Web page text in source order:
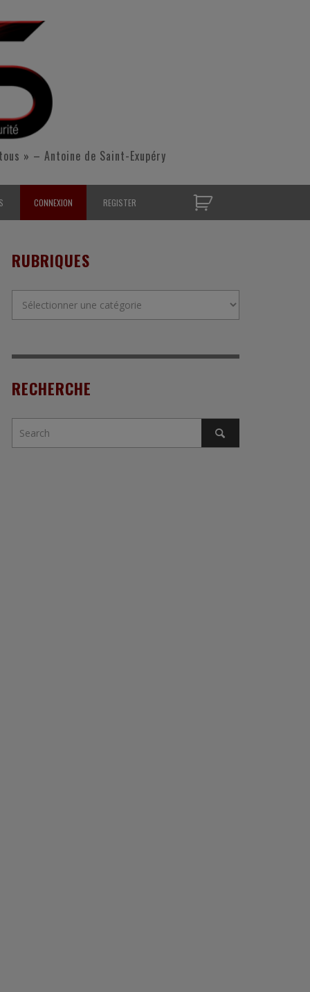
» – Antoine de Saint-Exupéry
CONTACTER
CONNEXION REGISTER
RUBRIQUES
RECHERCHE